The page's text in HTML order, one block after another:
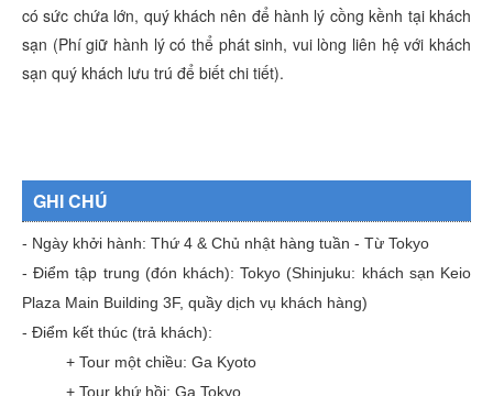
có sức chứa lớn, quý khách nên để hành lý cồng kềnh tại khách
sạn (Phí giữ hành lý có thể phát sinh, vui lòng liên hệ với khách
sạn quý khách lưu trú để biết chi tiết).
GHI CHÚ
- Ngày khởi hành: Thứ 4 & Chủ nhật hàng tuần - Từ Tokyo
- Điểm tập trung (đón khách): Tokyo (Shinjuku: khách sạn Keio
Plaza Main Building 3F, quầy dịch vụ khách hàng)
- Điểm kết thúc (trả khách):
+ Tour một chiều: Ga Kyoto
+ Tour khứ hồi: Ga Tokyo